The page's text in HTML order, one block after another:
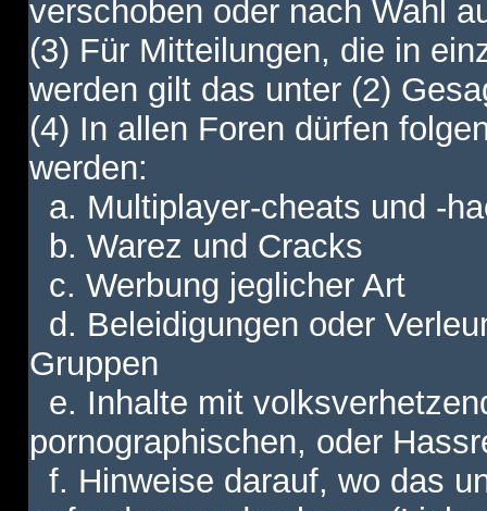
verschoben oder nach Wahl
(3) Für Mitteilungen, die in
werden gilt das unter (2)
(4) In allen Foren dürfen
werden:
a. Multiplayer-cheats und -
b. Warez und Cracks
c. Werbung jeglicher Art
d. Beleidigungen oder
Gruppen
e. Inhalte mit
pornographischen, oder
f. Hinweise darauf, wo das